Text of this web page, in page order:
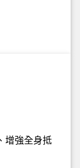
強全身抵